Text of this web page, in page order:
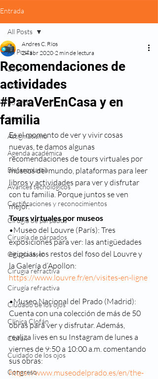
Entrada
All Posts
2015
2016
35 años
2017
Astigmatismo
Agenda académica
Blefaroplastia
Avances tecnológicos
Certificaciones y reconocimientos
Cirugía de párpados
Cirugía de párpados
Cirugia laser
Cirugia refractiva
Cirugía refractiva
Ciudado de los ojos
Clínica Clofán
Clofán
Cuidado de los ojos
Congreso
All Posts
Recomendaciones de
actividades
#ParaVerEnCasa y en
familia
Andres C. Ríos
24 abr 2020 2 min de lectura
Es el momento de ver y vivir cosas
nuevas, te damos algunas
recomendaciones de tours virtuales por
museos del mundo, plataformas para leer
libros y actividades para ver y disfrutar
con tu familia. Porque juntos se ven
mejor.
Tours virtuales por museos
•Museo del Louvre (París): Tres
exposiciones para ver: las antigüedades
egipcias, los restos del foso del Louvre y
la Galería d‘Apollon:
https://www.louvre.fr/en/visites-en-ligne
•Museo Nacional del Prado (Madrid):
Cuenta con una colección de más de 50
obras para ver y disfrutar. Además,
realiza lives en su Instagram de lunes a
viernes de 9:50 a 10:00 a.m. comentando
sus obras:
https://www.museodelprado.es/en/the-